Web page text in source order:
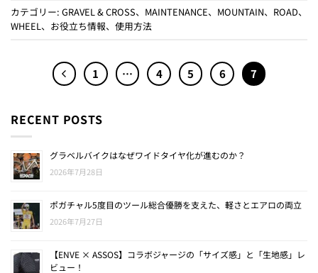
カテゴリー: GRAVEL & CROSS、 MAINTENANCE、 MOUNTAIN、 ROAD、
WHEEL、 お役立ち情報、 使用方法
1 … 4 5 6 7
RECENT POSTS
グラベルバイクはなぜワイドタイヤ化が進むのか？
2026年7月28日
ポガチャル5度目のツール総合優勝を支えた、軽さとエアロの両立
2026年7月27日
【ENVE × ASSOS】コラボジャージの「サイズ感」と「生地感」レ
ビュー！